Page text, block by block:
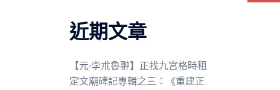
近期文章
【元·孛朮魯翀】正找九宮格時租
定文廟碑記專輯之三：《重建正